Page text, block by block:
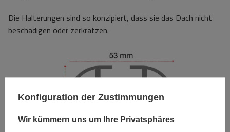
Die Halterungen sind so konzipiert, dass sie das Dach nicht
beschädigen oder zerkratzen.
Konfiguration der Zustimmungen
Wir kümmern uns um Ihre Privatsphäres